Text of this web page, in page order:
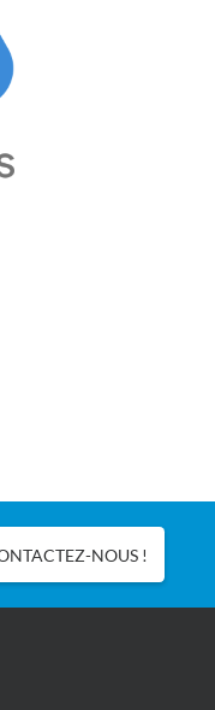
NOUS !